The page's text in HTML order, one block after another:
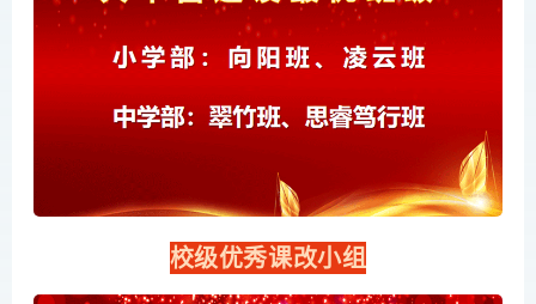
校级优秀课改小组